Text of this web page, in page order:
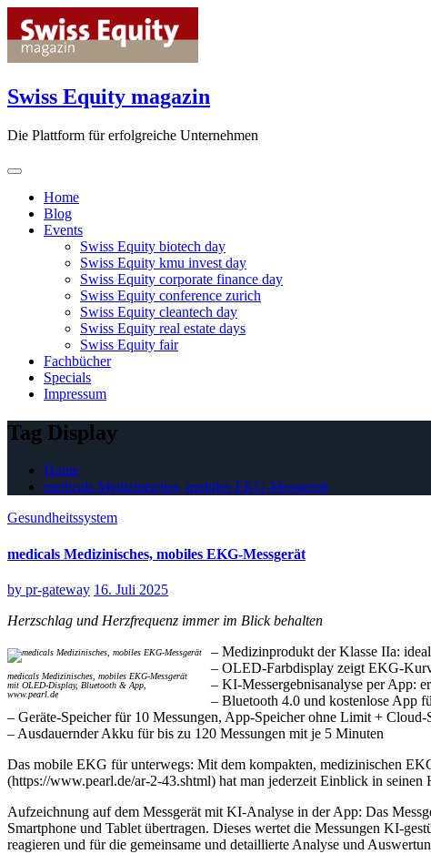
content
Swiss Equity magazin
Die Plattform für erfolgreiche Unternehmen
Home
Blog
Events
Swiss Equity biotech day
Swiss Equity kmu invest day
Swiss Equity corporate finance day
Swiss Equity conference zurich
Swiss Equity cleantech day
Swiss Equity real estate days
Swiss Equity fair
Fachbücher
Specials
Impressum
Tag Display
Home
medicals Medizinisches, mobiles EKG-Messgerät
Gesundheitssystem
medicals Medizinisches, mobiles EKG-Messgerät
by pr-gateway 16. Juli 2025
Herzschlag und Herzfrequenz immer im Blick behalten
medicals Medizinisches, mobiles EKG-Messgerät
mit OLED-Display, Bluetooth & App,
www.pearl.de
– Medizinprodukt der Klasse IIa:
– OLED-Farbdisplay zeigt EKG-
– KI-Messergebnisanalyse per App:
– Bluetooth 4.0 und kostenlose App
– Geräte-Speicher für 10 Messungen, App-Speicher ohne Limit + Cloud-
– Ausdauernder Akku für bis zu 120 Messungen mit je 5 Minuten
Das mobile EKG für unterwegs: Mit dem kompakten, medizinischen
(https://www.pearl.de/ar-2-43.shtml) hat man jederzeit Einblick in
Aufzeichnung auf dem Messgerät mit KI-Analyse in der App: Das
Smartphone und Tablet übertragen. Dieses wertet die Messungen KI-
reagieren und für die gemeinsame und detaillierte Analyse und